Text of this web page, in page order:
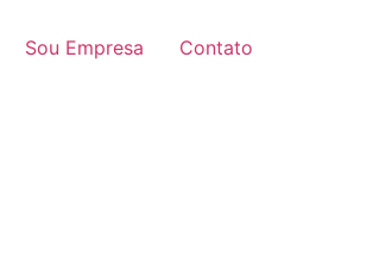
Sou Empresa Contato